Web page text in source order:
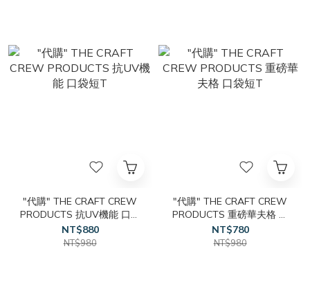
"代購" THE CRAFT CREW
PRODUCTS 抗UV機能 口袋
短T
NT$880
NT$980
"代購" THE CRAFT CREW
PRODUCTS 重磅華夫格 口
袋短T
NT$780
NT$980